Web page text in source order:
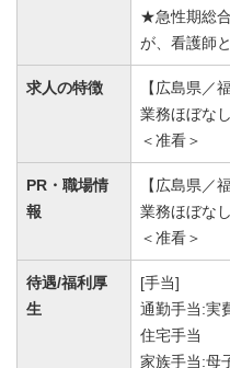
★急性期総
が、看護師
求人の特徴
【広島県／
業務ほぼな
＜准看＞
PR・職場情
報
【広島県／
業務ほぼな
＜准看＞
待遇/福利厚
生
[手当]
通勤手当:実
住宅手当
家族手当:母